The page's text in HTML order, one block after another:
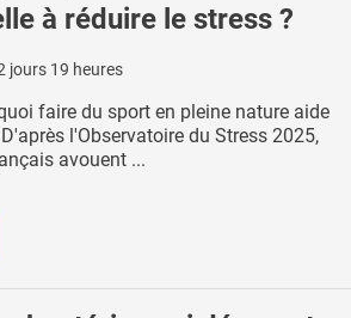
à réduire le stress ?
jours 19 heures
faire du sport en pleine nature aide
l'Observatoire du Stress 2025,
avouent ...